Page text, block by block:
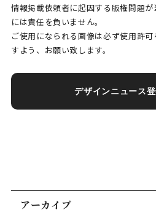
アーカイブ
情報掲載依頼者に起因する版権問題
には責任を負いません。
ご使用になられる画像は必ず使用許
すよう、お願い致します。
デザインニュース